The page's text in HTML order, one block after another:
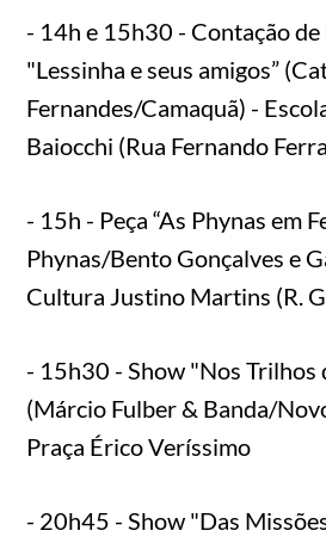
- 14h e 15h30 - Contação
"Lessinha e seus amigos”
Fernandes/Camaquã) -
Baiocchi (Rua Fernando
- 15h - Peça “As Phynas em
Phynas/Bento Gonçalves e
Cultura Justino Martins (R.
- 15h30 - Show "Nos Trilhos
(Márcio Fulber & Banda/
Praça Érico Veríssimo
- 20h45 - Show "Das